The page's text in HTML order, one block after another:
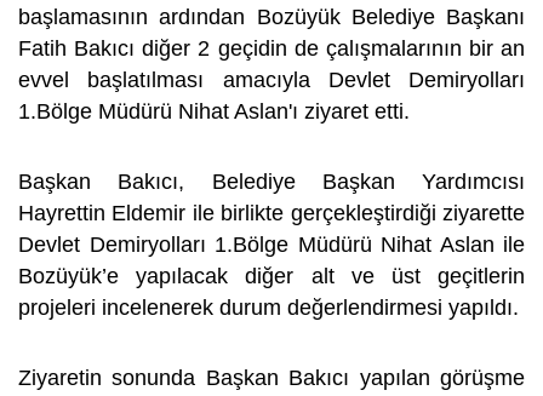
başlamasının ardından Bozüyük Belediye Başkanı
Fatih Bakıcı diğer 2 geçidin de çalışmalarının bir an
evvel başlatılması amacıyla Devlet Demiryolları
1.Bölge Müdürü Nihat Aslan'ı ziyaret etti.
Başkan Bakıcı, Belediye Başkan Yardımcısı
Hayrettin Eldemir ile birlikte gerçekleştirdiği ziyarette
Devlet Demiryolları 1.Bölge Müdürü Nihat Aslan ile
Bozüyük’e yapılacak diğer alt ve üst geçitlerin
projeleri incelenerek durum değerlendirmesi yapıldı.
Ziyaretin sonunda Başkan Bakıcı yapılan görüşme